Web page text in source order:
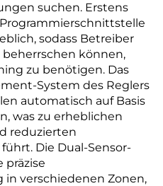
suchen. Erstens
sodass Betreiber
können,
zu benötigen. Das
System des Reglers
automatisch auf Basis
was zu erheblichen
reduzierten
Die Dual-Sensor-
präzise
verschiedenen Zonen,